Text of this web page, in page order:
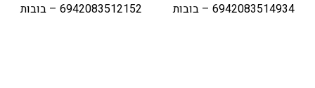
6942083514934 – בובות 6942083512152 – בובות